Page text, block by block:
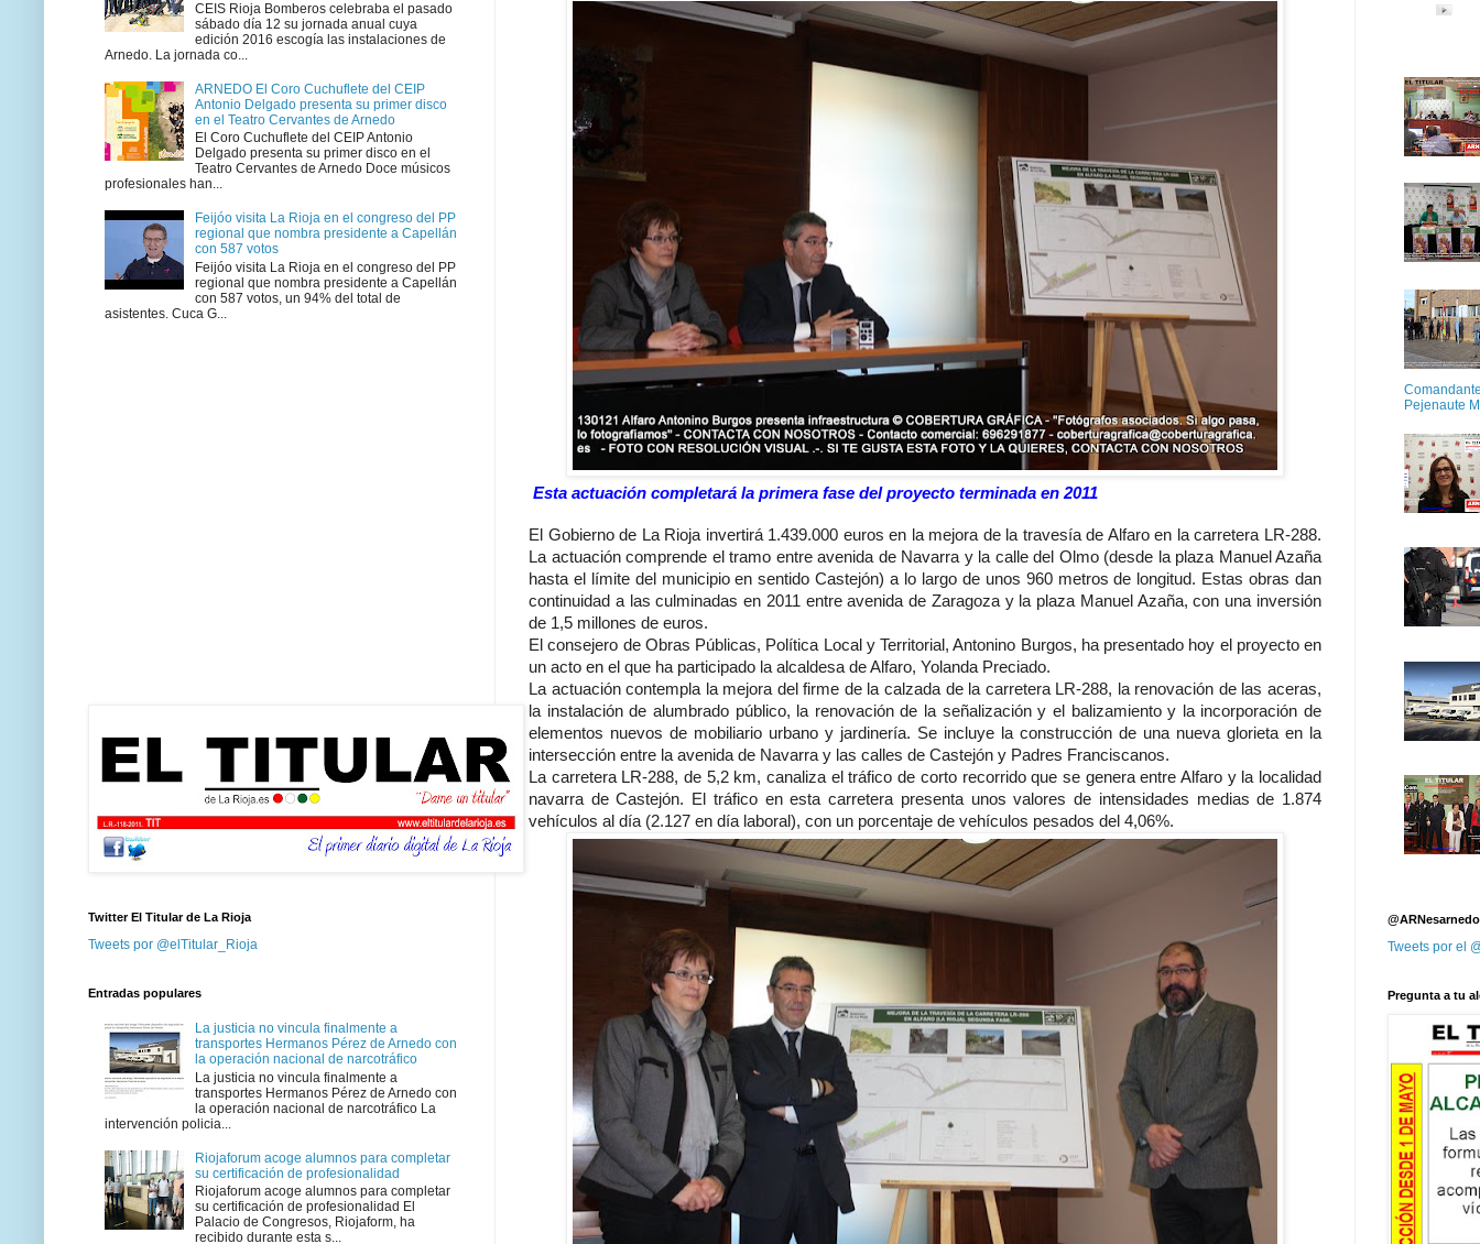
Esta actuación completará la primera fase del proyecto terminada en 2011
El Gobierno de La Rioja invertirá 1.439.000 euros en la mejora de la travesía de Alfaro en la carretera LR-288.
La actuación comprende el tramo entre avenida de Navarra y la calle del Olmo (desde la plaza Manuel Azaña
hasta el límite del municipio en sentido Castejón) a lo largo de unos 960 metros de longitud. Estas obras dan
continuidad a las culminadas en 2011 entre avenida de Zaragoza y la plaza Manuel Azaña, con una inversión
de 1,5 millones de euros.
El consejero de Obras Públicas, Política Local y Territorial, Antonino Burgos, ha presentado hoy el proyecto en
un acto en el que ha participado la alcaldesa de Alfaro, Yolanda Preciado.
La actuación contempla la mejora del firme de la calzada de la carretera LR-288, la renovación de las aceras,
la instalación de alumbrado público, la renovación de la señalización y el balizamiento y la incorporación de
elementos nuevos de mobiliario urbano y jardinería. Se incluye la construcción de una nueva glorieta en la
intersección entre la avenida de Navarra y las calles de Castejón y Padres Franciscanos.
La carretera LR-288, de 5,2 km, canaliza el tráfico de corto recorrido que se genera entre Alfaro y la localidad
navarra de Castejón. El tráfico en esta carretera presenta unos valores de intensidades medias de 1.874
vehículos al día (2.127 en día laboral), con un porcentaje de vehículos pesados del 4,06%.
CEIS Rioja Bomberos celebraba el pasado
sábado día 12 su jornada anual cuya
edición 2016 escogía las instalaciones de
Arnedo. La jornada co...
ARNEDO El Coro Cuchuflete del CEIP
Antonio Delgado presenta su primer disco
en el Teatro Cervantes de Arnedo
El Coro Cuchuflete del CEIP Antonio
Delgado presenta su primer disco en el
Teatro Cervantes de Arnedo Doce músicos
profesionales han...
Feijóo visita La Rioja en el congreso del PP
regional que nombra presidente a Capellán
con 587 votos
Feijóo visita La Rioja en el congreso del PP
regional que nombra presidente a Capellán
con 587 votos, un 94% del total de
asistentes. Cuca G...
Twitter El Titular de La Rioja
Tweets por @elTitular_Rioja
Entradas populares
La justicia no vincula finalmente a
transportes Hermanos Pérez de Arnedo con
la operación nacional de narcotráfico
La justicia no vincula finalmente a
transportes Hermanos Pérez de Arnedo con
la operación nacional de narcotráfico La
intervención policia...
Riojaforum acoge alumnos para completar
su certificación de profesionalidad
Riojaforum acoge alumnos para completar
su certificación de profesionalidad El
Palacio de Congresos, Riojaform, ha
recibido durante esta s...
Pejenaute
@ARNesarnedo
Tweets por el
Pregunta a tu